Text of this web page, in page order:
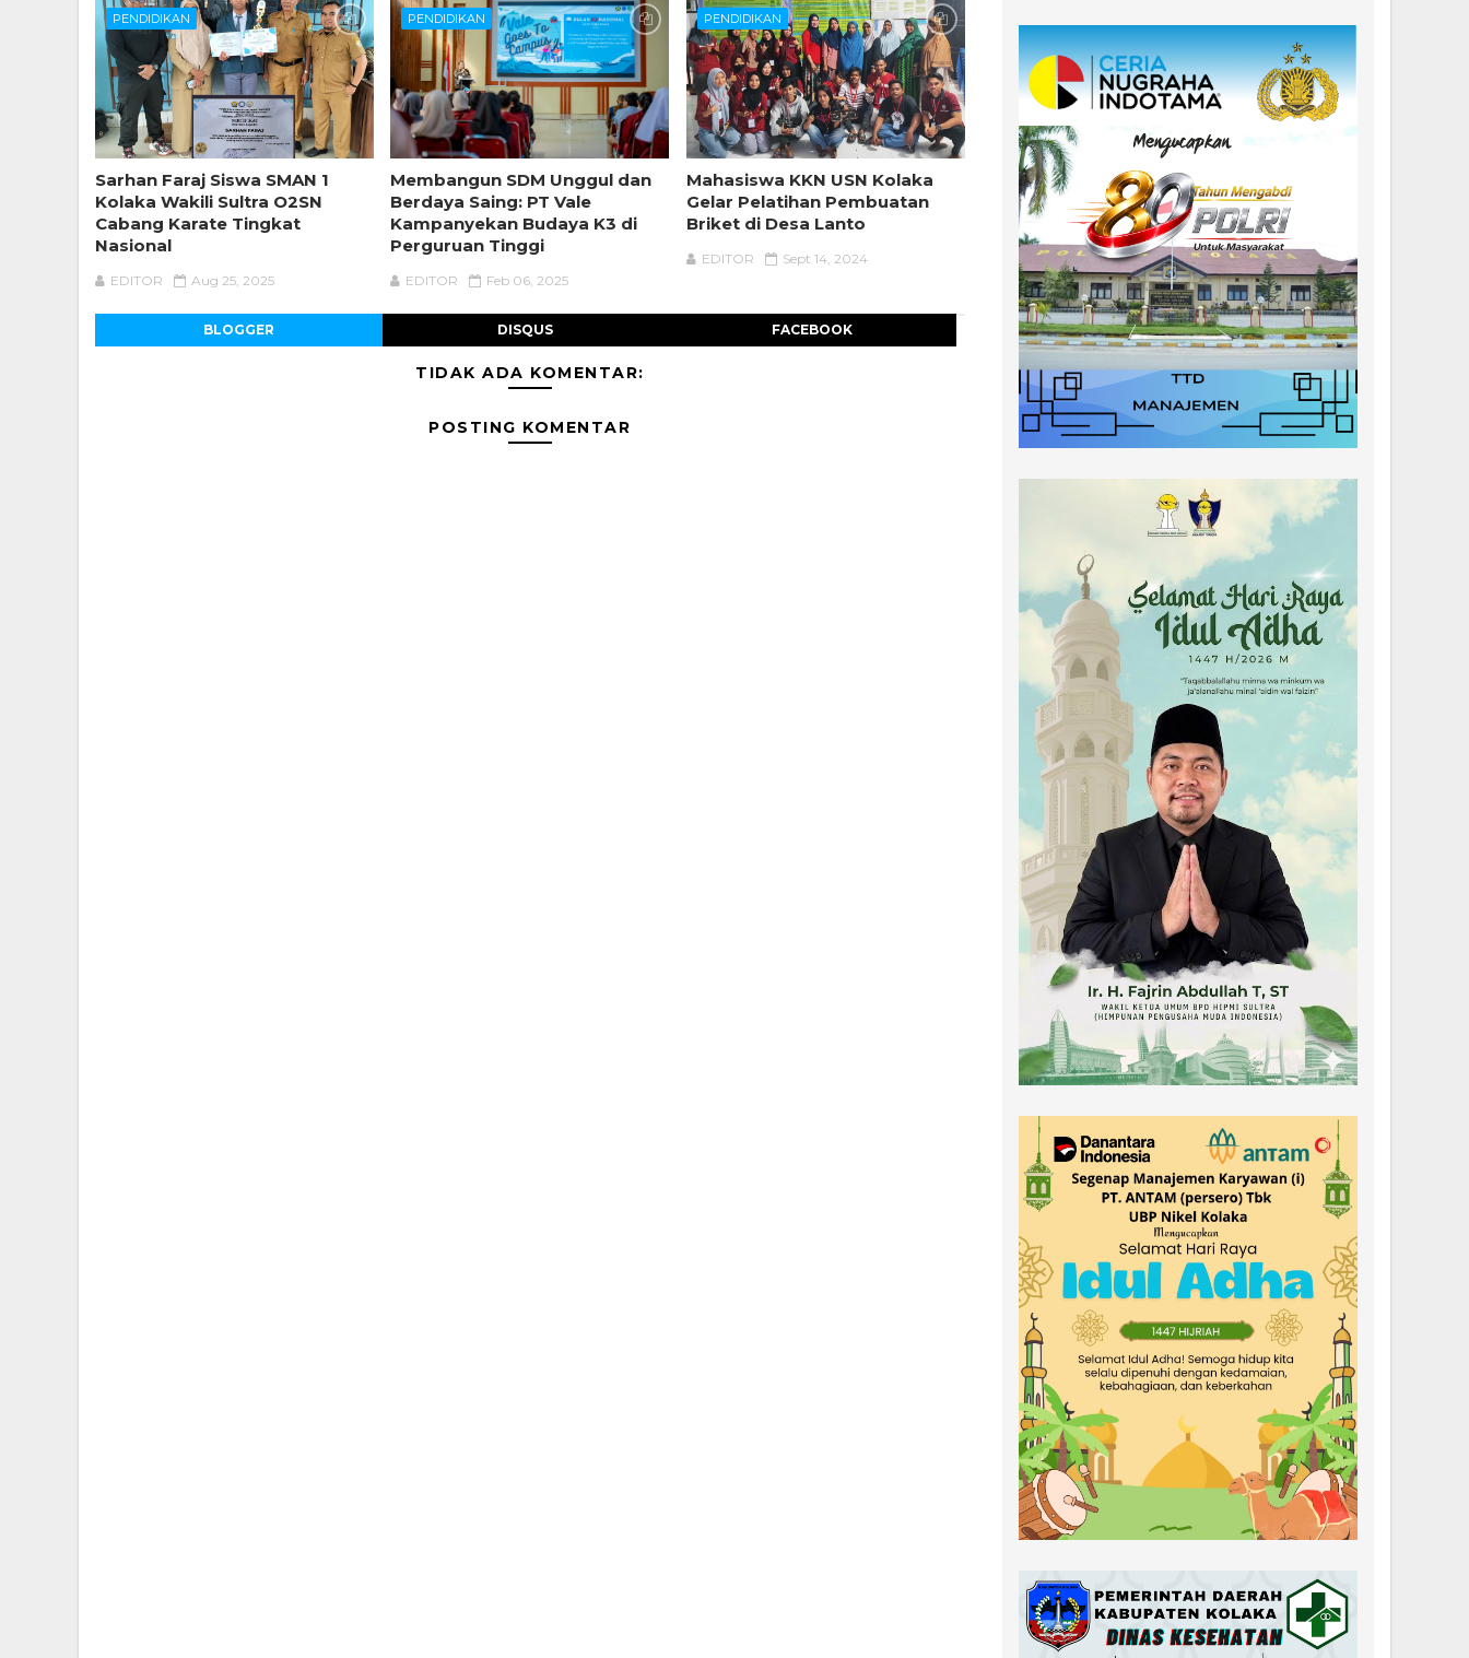
PENDIDIKAN
Sarhan Faraj Siswa SMAN 1
Kolaka Wakili Sultra O2SN
Cabang Karate Tingkat
Nasional
EDITOR Aug 25, 2025
PENDIDIKAN
Membangun SDM Unggul dan
Berdaya Saing: PT Vale
Kampanyekan Budaya K3 di
Perguruan Tinggi
EDITOR Feb 06, 2025
PENDIDIKAN
Mahasiswa KKN USN Kolaka
Gelar Pelatihan Pembuatan
Briket di Desa Lanto
EDITOR Sept 14, 2024
BLOGGER DISQUS FACEBOOK
TIDAK ADA KOMENTAR:
POSTING KOMENTAR